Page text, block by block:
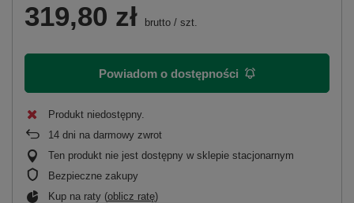
319,80 zł brutto / szt.
Powiadom o dostępności
Produkt niedostępny
14 dni na darmowy zwrot
Ten produkt nie jest dostępny w sklepie stacjonarnym
Bezpieczne zakupy
Kup na raty (oblicz ratę)